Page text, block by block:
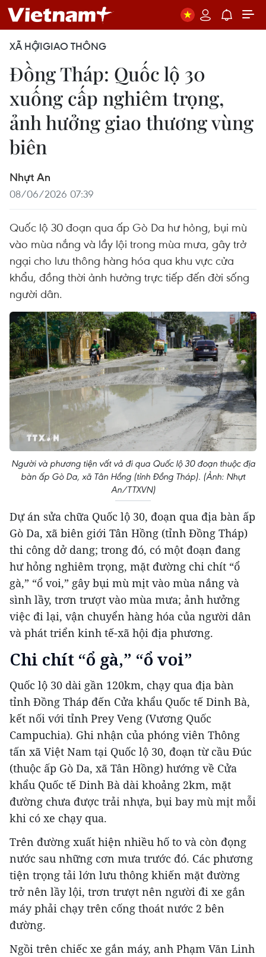
XÃ HỘIGIAO THÔNG
Đồng Tháp: Quốc lộ 30
xuống cấp nghiêm trọng,
ảnh hưởng giao thương vùng
biên
Nhựt An
08/06/2026 07:39
Quốc lộ 30 đoạn qua ấp Gò Da hư hỏng, bụi mù
vào mùa nắng và lầy lội trong mùa mưa, gây trở
ngại cho lưu thông hàng hóa qua khu vực cửa
khẩu, đồng thời ảnh hưởng trực tiếp đến đời sống
người dân.
Người và phương tiện vất vả đi qua Quốc lộ 30 đoạn thuộc địa
bàn ấp Gò Da, xã Tân Hồng (tỉnh Đồng Tháp). (Ảnh: Nhựt
An/TTXVN)
Dự án sửa chữa Quốc lộ 30, đoạn qua địa bàn ấp
Gò Da, xã biên giới Tân Hồng (tỉnh Đồng Tháp)
thi công dở dang; trong đó, có một đoạn đang
hư hỏng nghiêm trọng, mặt đường chi chít “ổ
gà,” “ổ voi,” gây bụi mù mịt vào mùa nắng và
sình lầy, trơn trượt vào mùa mưa; ảnh hưởng
việc đi lại, vận chuyển hàng hóa của người dân
và phát triển kinh tế-xã hội địa phương.
Chi chít “ổ gà,” “ổ voi”
Quốc lộ 30 dài gần 120km, chạy qua địa bàn
tỉnh Đồng Tháp đến Cửa khẩu Quốc tế Dinh Bà,
kết nối với tỉnh Prey Veng (Vương Quốc
Campuchia). Ghi nhận của phóng viên Thông
tấn xã Việt Nam tại Quốc lộ 30, đoạn từ cầu Đúc
(thuộc ấp Gò Da, xã Tân Hồng) hướng về Cửa
khẩu Quốc tế Dinh Bà dài khoảng 2km, mặt
đường chưa được trải nhựa, bụi bay mù mịt mỗi
khi có xe chạy qua.
Trên đường xuất hiện nhiều hố to và còn đọng
nước sau những cơn mưa trước đó. Các phương
tiện trọng tải lớn lưu thông khiến mặt đường
trở nên lầy lội, trơn trượt nên người đi xe gắn
máy phải chạy trên cống thoát nước 2 bên
đường.
Ngồi trên chiếc xe gắn máy, anh Phạm Văn Linh